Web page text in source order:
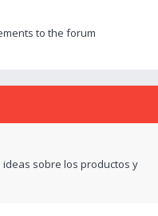
to the forum
sobre los productos y